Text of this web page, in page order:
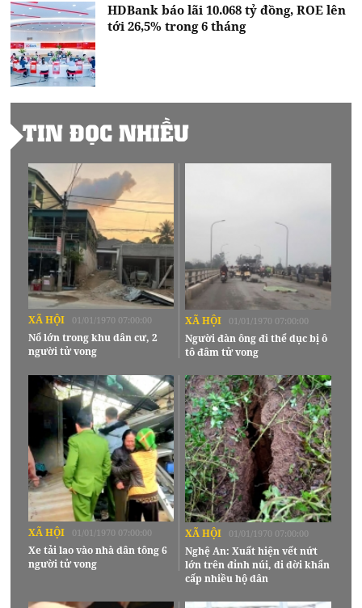
HDBank báo lãi 10.068 tỷ đồng, ROE lên
tới 26,5% trong 6 tháng
TIN ĐỌC NHIỀU
XÃ HỘI 01/01/1970 07:00:00
Nổ lớn trong khu dân cư, 2
người tử vong
XÃ HỘI 01/01/1970 07:00:00
Người đàn ông đi thể dục bị ô
tô đâm tử vong
XÃ HỘI 01/01/1970 07:00:00
Xe tải lao vào nhà dân tông 6
người tử vong
XÃ HỘI 01/01/1970 07:00:00
Nghệ An: Xuất hiện vết nứt
lớn trên đỉnh núi, di dời khẩn
cấp nhiều hộ dân